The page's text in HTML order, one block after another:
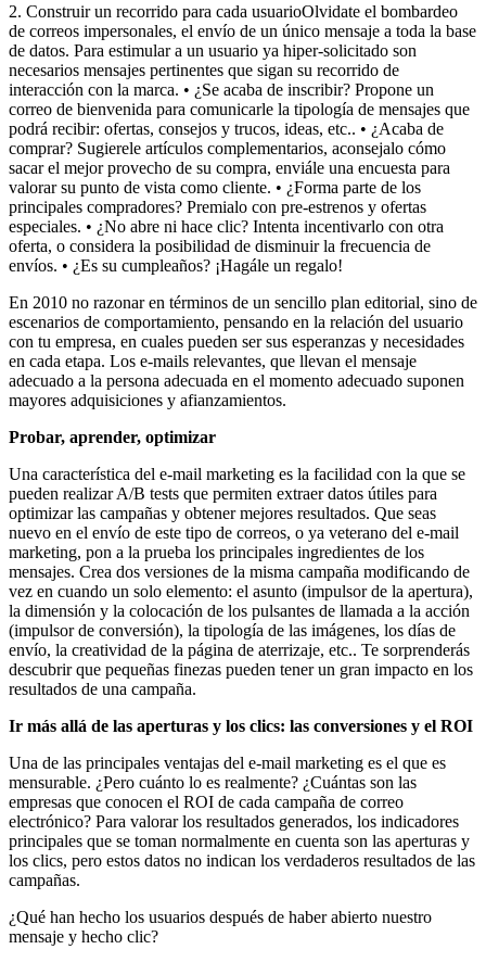
2. Construir un recorrido para cada usuarioOlvidate el bombardeo
de correos impersonales, el envío de un único mensaje a toda la base
de datos. Para estimular a un usuario ya hiper-solicitado son
necesarios mensajes pertinentes que sigan su recorrido de
interacción con la marca. • ¿Se acaba de inscribir? Propone un
correo de bienvenida para comunicarle la tipología de mensajes que
podrá recibir: ofertas, consejos y trucos, ideas, etc.. • ¿Acaba de
comprar? Sugierele artículos complementarios, aconsejalo cómo
sacar el mejor provecho de su compra, enviále una encuesta para
valorar su punto de vista como cliente. • ¿Forma parte de los
principales compradores? Premialo con pre-estrenos y ofertas
especiales. • ¿No abre ni hace clic? Intenta incentivarlo con otra
oferta, o considera la posibilidad de disminuir la frecuencia de
envíos. • ¿Es su cumpleaños? ¡Hagále un regalo!
En 2010 no razonar en términos de un sencillo plan editorial, sino de
escenarios de comportamiento, pensando en la relación del usuario
con tu empresa, en cuales pueden ser sus esperanzas y necesidades
en cada etapa. Los e-mails relevantes, que llevan el mensaje
adecuado a la persona adecuada en el momento adecuado suponen
mayores adquisiciones y afianzamientos.
Probar, aprender, optimizar
Una característica del e-mail marketing es la facilidad con la que se
pueden realizar A/B tests que permiten extraer datos útiles para
optimizar las campañas y obtener mejores resultados. Que seas
nuevo en el envío de este tipo de correos, o ya veterano del e-mail
marketing, pon a la prueba los principales ingredientes de los
mensajes. Crea dos versiones de la misma campaña modificando de
vez en cuando un solo elemento: el asunto (impulsor de la apertura),
la dimensión y la colocación de los pulsantes de llamada a la acción
(impulsor de conversión), la tipología de las imágenes, los días de
envío, la creatividad de la página de aterrizaje, etc.. Te sorprenderás
descubrir que pequeñas finezas pueden tener un gran impacto en los
resultados de una campaña.
Ir más allá de las aperturas y los clics: las conversiones y el ROI
Una de las principales ventajas del e-mail marketing es el que es
mensurable. ¿Pero cuánto lo es realmente? ¿Cuántas son las
empresas que conocen el ROI de cada campaña de correo
electrónico? Para valorar los resultados generados, los indicadores
principales que se toman normalmente en cuenta son las aperturas y
los clics, pero estos datos no indican los verdaderos resultados de las
campañas.
¿Qué han hecho los usuarios después de haber abierto nuestro
mensaje y hecho clic?